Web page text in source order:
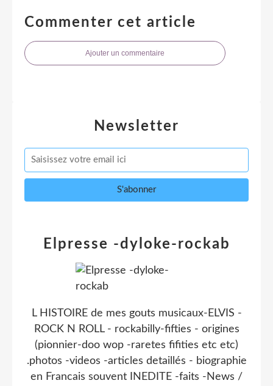
Commenter cet article
Ajouter un commentaire
Newsletter
Elpresse -dyloke-rockab
L HISTOIRE de mes gouts musicaux-ELVIS -
ROCK N ROLL - rockabilly-fifties - origines
(pionnier-doo wop -raretes fifities etc etc)
.photos -videos -articles detaillés - biographie
en Francais souvent INEDITE -faits -News /